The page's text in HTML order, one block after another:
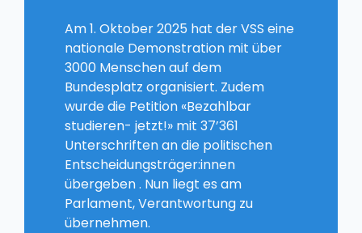
Am 1. Oktober 2025 hat der VSS eine
nationale Demonstration mit über
3000 Menschen auf dem
Bundesplatz organisiert. Zudem
wurde die Petition «Bezahlbar
studieren- jetzt!» mit 37’361
Unterschriften an die politischen
Entscheidungsträger:innen
übergeben . Nun liegt es am
Parlament, Verantwortung zu
übernehmen.